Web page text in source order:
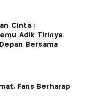
Cinta :
Adik Tirinya,
Bersama
Fans Berharap